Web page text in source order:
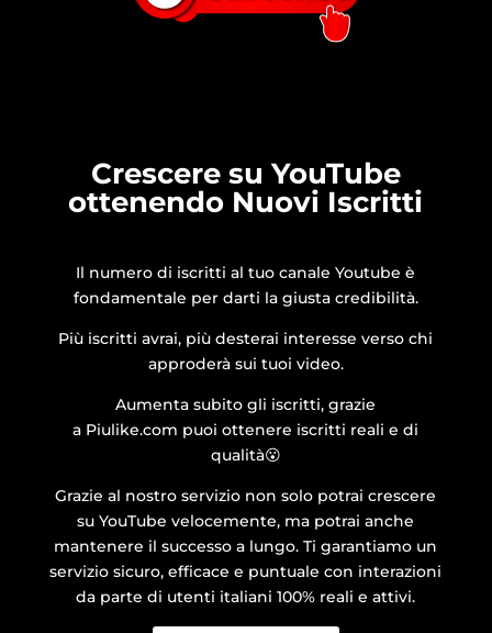
Crescere su YouTube
ottenendo Nuovi Iscritti
Il numero di iscritti al tuo canale Youtube è
fondamentale per darti la giusta credibilità.
Più iscritti avrai, più desterai interesse verso chi
approderà sui tuoi video.
Aumenta subito gli iscritti, grazie
a Piulike.com puoi ottenere iscritti reali e di
qualità😮
Grazie al nostro servizio non solo potrai crescere
su YouTube velocemente, ma potrai anche
mantenere il successo a lungo. Ti garantiamo un
servizio sicuro, efficace e puntuale con interazioni
da parte di utenti italiani 100% reali e attivi.